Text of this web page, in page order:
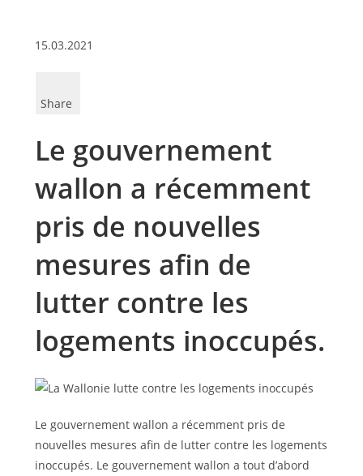
15.03.2021
Share
Le gouvernement
wallon a récemment
pris de nouvelles
mesures afin de
lutter contre les
logements inoccupés.
Le gouvernement wallon a récemment pris de
nouvelles mesures afin de lutter contre les logements
inoccupés. Le gouvernement wallon a tout d’abord